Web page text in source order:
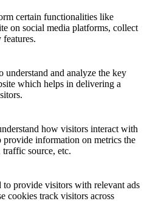
certain functionalities like
on social media platforms, collect
understand and analyze the key
which helps in delivering a
how visitors interact with
provide information on metrics the
source, etc.
to provide visitors with relevant ads
cookies track visitors across